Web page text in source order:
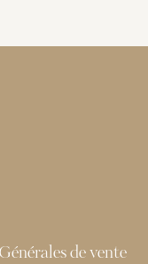
de vente